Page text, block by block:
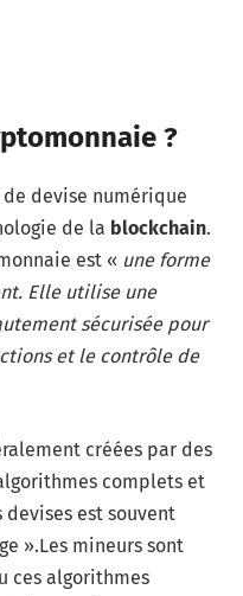
?
devise numérique
de la blockchain.
est « une forme
Elle utilise une
sécurisée pour
et le contrôle de
créées par des
complets et
est souvent
».Les mineurs sont
ces algorithmes